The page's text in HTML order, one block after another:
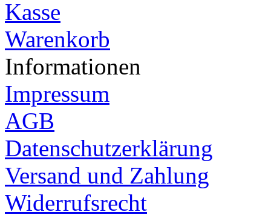
Kasse
Warenkorb
Informationen
Impressum
AGB
Datenschutzerklärung
Versand und Zahlung
Widerrufsrecht